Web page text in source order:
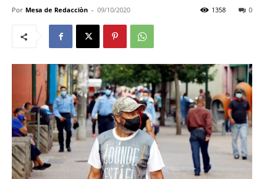
Por Mesa de Redacciòn - 09/10/2020 0
1358